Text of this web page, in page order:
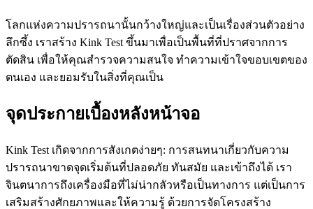
โลกแห่งความปรารถนานั้นกว้างใหญ่และเป็นเรื่องส่วนตัวอย่าง
ลึกซึ้ง เราสร้าง Kink Test ขึ้นมาเพื่อเป็นพื้นที่ที่ปราศจากการ
ตัดสิน เพื่อให้คุณสำรวจความสนใจ ทำความเข้าใจขอบเขตของ
ตนเอง และยอมรับในสิ่งที่คุณเป็น
จุดประกายเบื้องหลังหน้าจอ
Kink Test เกิดจากการสังเกตง่ายๆ: การสนทนาเกี่ยวกับความ
ปรารถนาขาดจุดเริ่มต้นที่ปลอดภัย ทันสมัย และเข้าถึงได้ เรา
จินตนาการถึงเครื่องมือที่ไม่น่ากลัวหรือเป็นทางการ แต่เป็นการ
เสริมสร้างศักยภาพและให้ความรู้ ด้วยการจัดโครงสร้าง